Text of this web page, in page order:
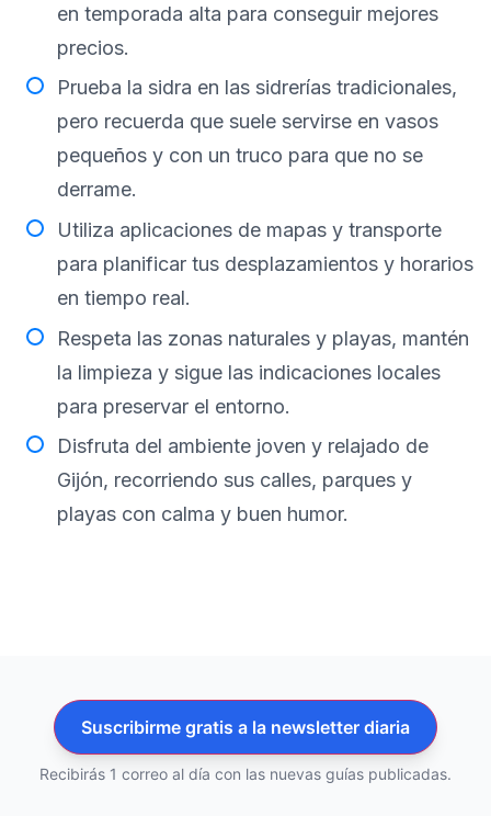
en temporada alta para conseguir mejores
precios.
Prueba la sidra en las sidrerías tradicionales,
pero recuerda que suele servirse en vasos
pequeños y con un truco para que no se
derrame.
Utiliza aplicaciones de mapas y transporte
para planificar tus desplazamientos y horarios
en tiempo real.
Respeta las zonas naturales y playas, mantén
la limpieza y sigue las indicaciones locales
para preservar el entorno.
Disfruta del ambiente joven y relajado de
Gijón, recorriendo sus calles, parques y
playas con calma y buen humor.
Suscribirme gratis a la newsletter diaria
Recibirás 1 correo al día con las nuevas guías publicadas.